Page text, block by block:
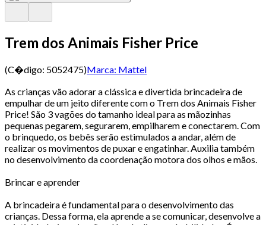
Trem dos Animais Fisher Price
(C�digo: 5052475)Marca: Mattel
As crianças vão adorar a clássica e divertida brincadeira de
empulhar de um jeito diferente com o Trem dos Animais Fisher
Price! São 3 vagões do tamanho ideal para as mãozinhas
pequenas pegarem, segurarem, empilharem e conectarem. Com
o brinquedo, os bebês serão estimulados a andar, além de
realizar os movimentos de puxar e engatinhar. Auxilia também
no desenvolvimento da coordenação motora dos olhos e mãos.
Brincar e aprender
A brincadeira é fundamental para o desenvolvimento das
crianças. Dessa forma, ela aprende a se comunicar, desenvolve a